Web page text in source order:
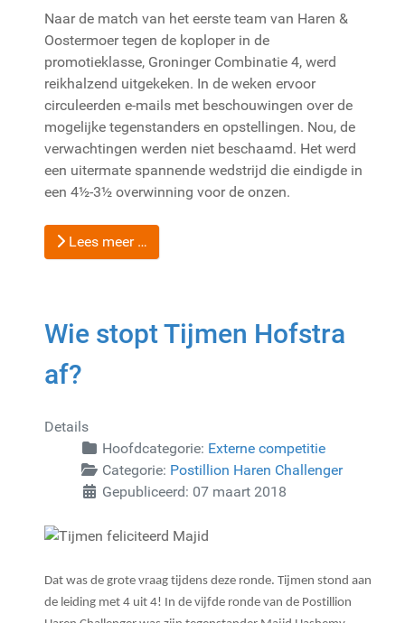
Naar de match van het eerste team van Haren &
Oostermoer tegen de koploper in de
promotieklasse, Groninger Combinatie 4, werd
reikhalzend uitgekeken. In de weken ervoor
circuleerden e-mails met beschouwingen over de
mogelijke tegenstanders en opstellingen. Nou, de
verwachtingen werden niet beschaamd. Het werd
een uitermate spannende wedstrijd die eindigde in
een 4½-3½ overwinning voor de onzen.
Lees meer …
Wie stopt Tijmen Hofstra
af?
Details
Hoofdcategorie: Externe competitie
Categorie: Postillion Haren Challenger
Gepubliceerd: 07 maart 2018
Dat was de grote vraag tijdens deze ronde. Tijmen stond aan
de leiding met 4 uit 4! In de vijfde ronde van de Postillion